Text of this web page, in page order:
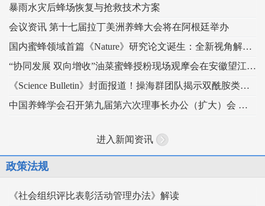
暴雨水灾后蜂场恢复与抢救技术方案
会议资讯 第十七届拉丁美洲养蜂大会将在阿根廷举办
国内蜜蜂领域首篇《Nature》研究论文诞生：全新视角解读蜂王发育的“建筑密码”
“协同发展 双向增收”油菜蜜蜂授粉现场观摩会在安徽望江举办
《Science Bulletin》封面报道！操海群团队揭示双酰胺类杀虫剂影响蜜蜂蜂王生殖
中国养蜂学会召开第九届第六次理事长办公（扩大）会 锚定“十五五” 谋划蜂业高质量发展
进入新闻资讯
政策法规
《社会组织评比表彰活动管理办法》解读